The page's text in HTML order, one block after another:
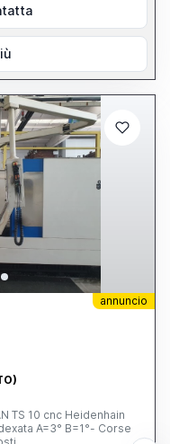
annuncio
A=3° B=1°- Corse